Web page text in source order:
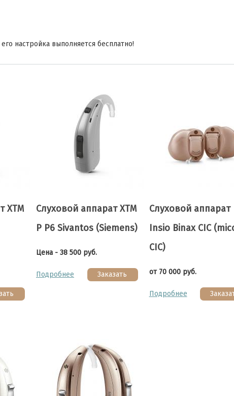
настройка выполняется бесплатно!
XTM
Слуховой аппарат XTM
P P6 Sivantos (Siemens)
Цена - 38 500 руб.
Заказать
Подробнее
Слуховой аппарат
Insio Binax CIC
CIC)
от 70 000 руб.
Подробнее